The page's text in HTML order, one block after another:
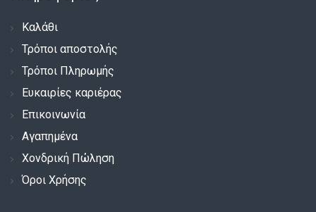
Καλάθι
Τρόποι αποστολής
Τρόποι Πληρωμής
Ευκαιρίες καριέρας
Επικοινωνία
Αγαπημένα
Χονδρική Πώληση
Όροι Χρήσης